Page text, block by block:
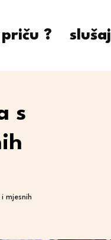
? slušaj
s
mjesnih